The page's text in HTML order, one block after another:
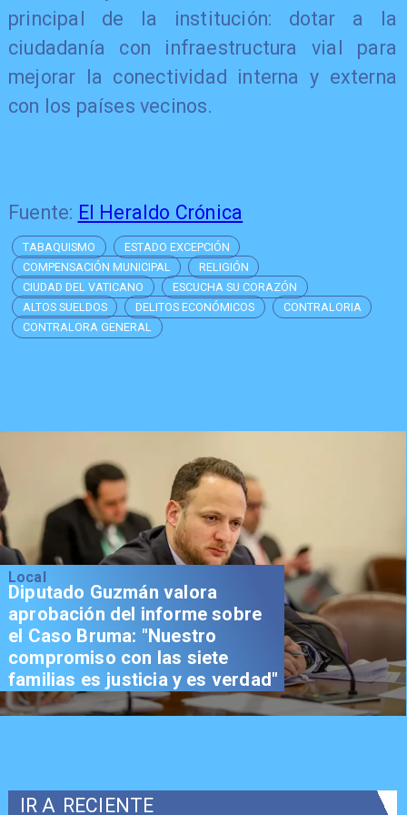
principal de la institución: dotar a la
ciudadanía con infraestructura vial para
mejorar la conectividad interna y externa
con los países vecinos.
Fuente: El Heraldo Crónica
TABAQUISMO
ESTADO EXCEPCIÓN
COMPENSACIÓN MUNICIPAL
RELIGIÓN
CIUDAD DEL VATICANO
ESCUCHA SU CORAZÓN
ALTOS SUELDOS
DELITOS ECONÓMICOS
CONTRALORIA
CONTRALORA GENERAL
Local
Diputado Guzmán valora
aprobación del informe sobre
el Caso Bruma: "Nuestro
compromiso con las siete
familias es justicia y es verdad"
IR A RECIENTE